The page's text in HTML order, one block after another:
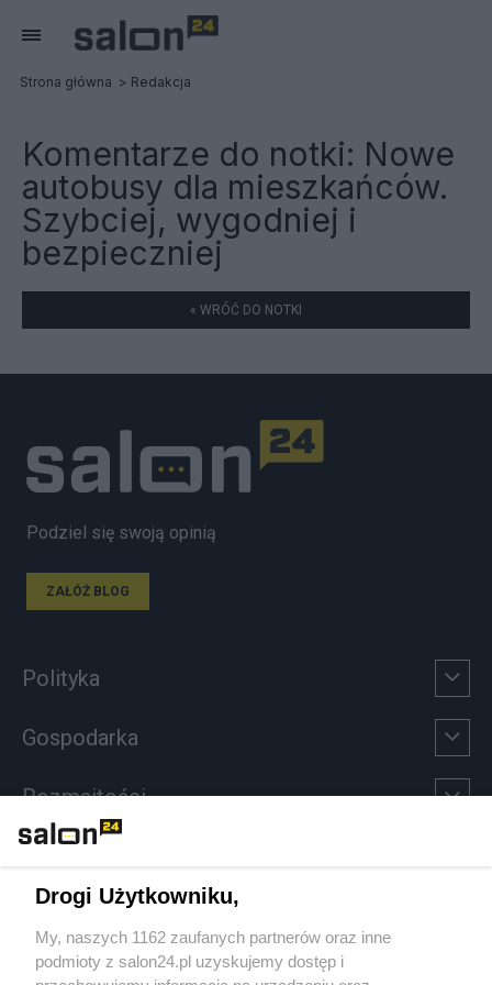
Strona główna Redakcja
Komentarze do notki: Nowe
autobusy dla mieszkańców.
Szybciej, wygodniej i
bezpieczniej
« WRÓĆ DO NOTKI
Podziel się swoją opinią
ZAŁÓŻ BLOG
Polityka
Gospodarka
Rozmaitości
Sport
Społeczeństwo
Drogi Użytkowniku,
My, naszych 1162 zaufanych partnerów oraz inne
podmioty z salon24.pl uzyskujemy dostęp i